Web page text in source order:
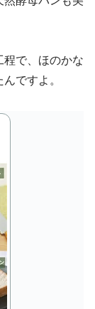
程で、ほのかな
ですよ。